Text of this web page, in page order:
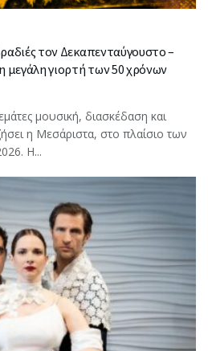
τον Δεκαπενταύγουστο –
γιορτή των 50 χρόνων
μουσική, διασκέδαση και
η Μεσάριστα, στο πλαίσιο των
Η...